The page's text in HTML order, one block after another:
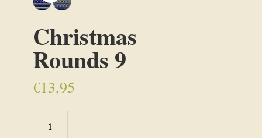
Christmas
Rounds 9
€13,95
Rounds